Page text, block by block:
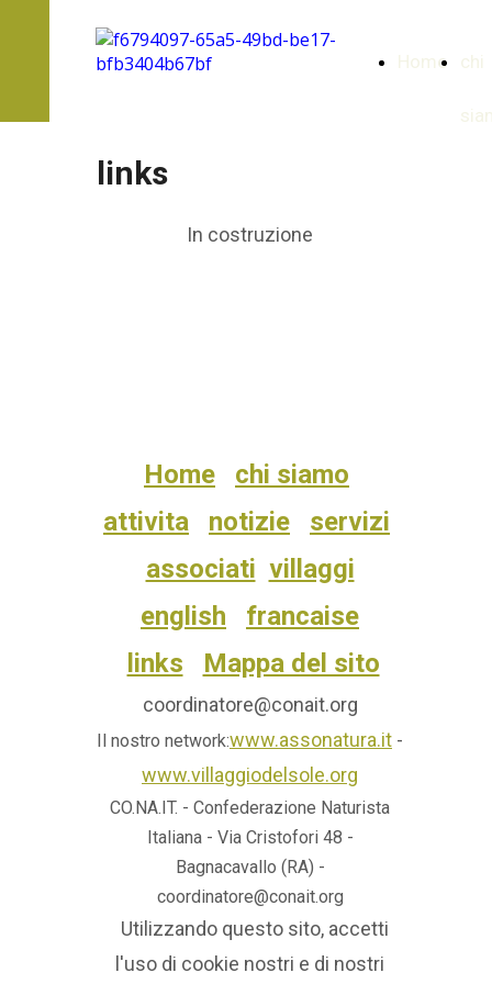
Home chi
links
In costruzione
Home
chi siamo
attivita
notizie
servizi
associati villaggi
english
francaise
links
Mappa del sito
coordinatore@conait.org
Il nostro network:www.assonatura.it -
www.villaggiodelsole.org
CO.NA.IT. - Confederazione Naturista
Italiana - Via Cristofori 48 -
Bagnacavallo (RA) -
coordinatore@conait.org
Utilizzando questo sito, accetti
l'uso di cookie nostri e di nostri